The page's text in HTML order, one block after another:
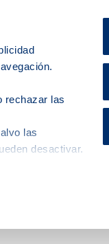
rechazar las
las
desactivar.
Ciudad